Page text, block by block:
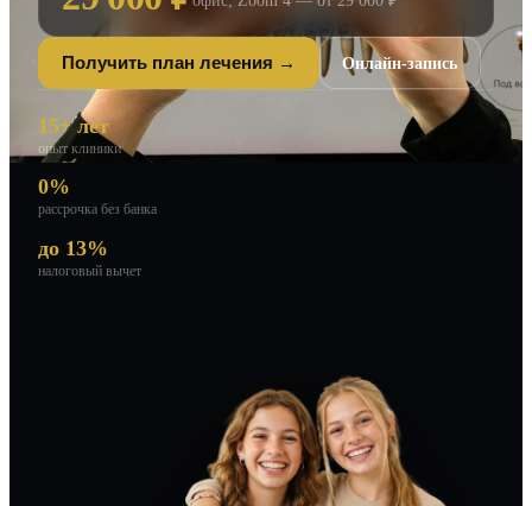
Получить план лечения → Онлайн-запись
15+ лет
опыт клиники
0%
рассрочка без банка
до 13%
налоговый вычет